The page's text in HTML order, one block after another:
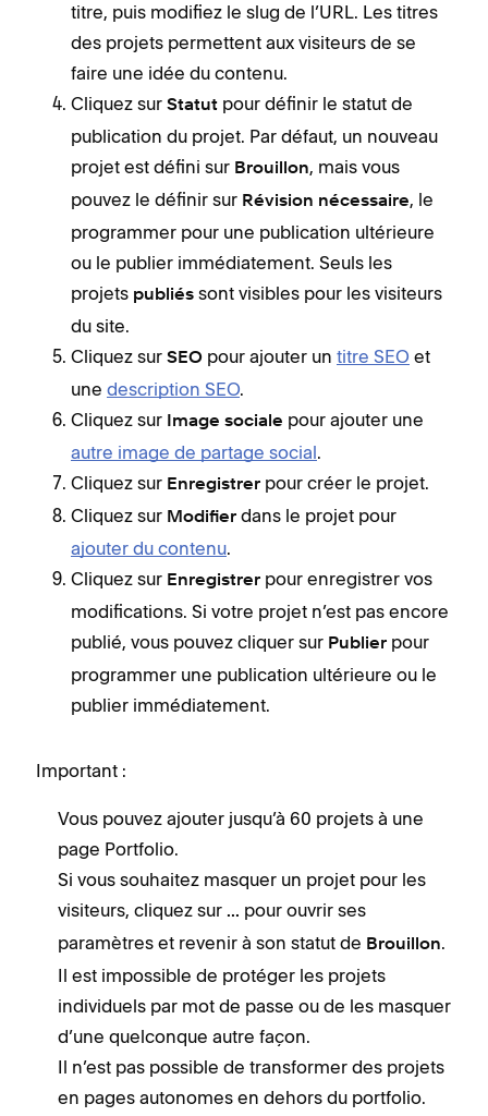
titre, puis modifiez le slug de l’URL. Les titres
des projets permettent aux visiteurs de se
faire une idée du contenu.
Cliquez sur Statut pour définir le statut de
publication du projet. Par défaut, un nouveau
projet est défini sur Brouillon, mais vous
pouvez le définir sur Révision nécessaire, le
programmer pour une publication ultérieure
ou le publier immédiatement. Seuls les
projets publiés sont visibles pour les visiteurs
du site.
Cliquez sur SEO pour ajouter un titre SEO et
une description SEO.
Cliquez sur Image sociale pour ajouter une
autre image de partage social.
Cliquez sur Enregistrer pour créer le projet.
Cliquez sur Modifier dans le projet pour
ajouter du contenu.
Cliquez sur Enregistrer pour enregistrer vos
modifications. Si votre projet n’est pas encore
publié, vous pouvez cliquer sur Publier pour
programmer une publication ultérieure ou le
publier immédiatement.
Important :
Vous pouvez ajouter jusqu’à 60 projets à une
page Portfolio.
Si vous souhaitez masquer un projet pour les
visiteurs, cliquez sur ... pour ouvrir ses
paramètres et revenir à son statut de Brouillon.
Il est impossible de protéger les projets
individuels par mot de passe ou de les masquer
d’une quelconque autre façon.
Il n’est pas possible de transformer des projets
en pages autonomes en dehors du portfolio.